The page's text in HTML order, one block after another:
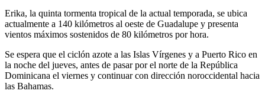
Erika, la quinta tormenta tropical de la actual temporada, se ubica
actualmente a 140 kilómetros al oeste de Guadalupe y presenta
vientos máximos sostenidos de 80 kilómetros por hora.
Se espera que el ciclón azote a las Islas Vírgenes y a Puerto Rico en
la noche del jueves, antes de pasar por el norte de la República
Dominicana el viernes y continuar con dirección noroccidental hacia
las Bahamas.